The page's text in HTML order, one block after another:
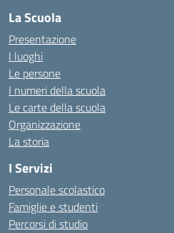
La Scuola
Presentazione
I luoghi
Le persone
I numeri della scuola
Le carte della scuola
Organizzazione
La storia
I Servizi
Personale scolastico
Famiglie e studenti
Percorsi di studio